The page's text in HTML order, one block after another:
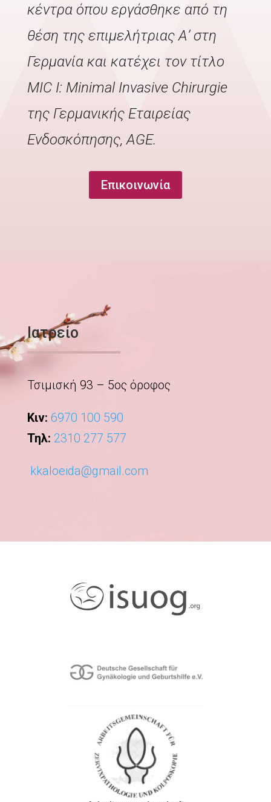
κέντρα όπου εργάσθηκε από τη
θέση της επιμελήτριας Α’ στη
Γερμανία και κατέχει τον τίτλο
MIC I: Minimal Invasive Chirurgie
της Γερμανικής Εταιρείας
Ενδοσκόπησης, AGE.
Επικοινωνία
Ιατρείο
Τσιμισκή 93 – 5ος όροφος
Κιν: 6970 100 590
Τηλ: 2310 277 577
kkaloeida@gmail.com